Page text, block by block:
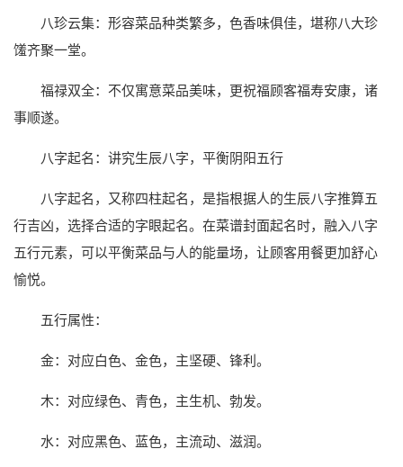
八珍云集：形容菜品种类繁多，色香味俱佳，堪称八大珍
馐齐聚一堂。
福禄双全：不仅寓意菜品美味，更祝福顾客福寿安康，诸
事顺遂。
八字起名：讲究生辰八字，平衡阴阳五行
八字起名，又称四柱起名，是指根据人的生辰八字推算五
行吉凶，选择合适的字眼起名。在菜谱封面起名时，融入八字
五行元素，可以平衡菜品与人的能量场，让顾客用餐更加舒心
愉悦。
五行属性：
金：对应白色、金色，主坚硬、锋利。
木：对应绿色、青色，主生机、勃发。
水：对应黑色、蓝色，主流动、滋润。